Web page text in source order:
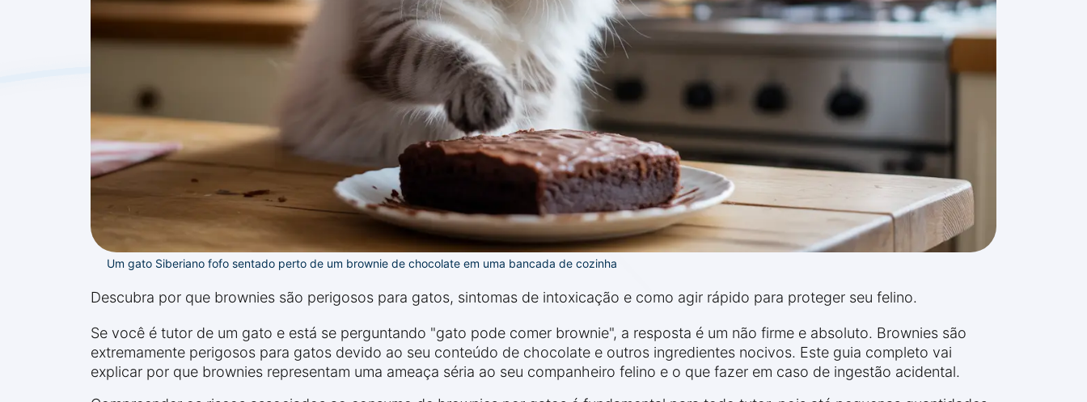
Um gato Siberiano fofo sentado perto de um brownie de chocolate em uma bancada de cozinha
Descubra por que brownies são perigosos para gatos, sintomas de intoxicação e como agir rápido para proteger seu felino.
Se você é tutor de um gato e está se perguntando "gato pode comer brownie", a resposta é um não firme e absoluto. Brownies são
extremamente perigosos para gatos devido ao seu conteúdo de chocolate e outros ingredientes nocivos. Este guia completo vai
explicar por que brownies representam uma ameaça séria ao seu companheiro felino e o que fazer em caso de ingestão acidental.